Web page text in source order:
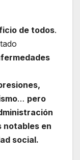
de todos.
… pero
notables en
social.